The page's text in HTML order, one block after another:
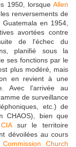
1950, lorsque Allen
renversements de
en 1954,
avortées contre
de l'échec du
planifié sous la
ses fonctions par le
plus modéré, mais
en revient à une
Avec l'arrivée au
de surveillance
etc.) de
CHAOS), bien que
CIAsur le territoire
dévoilées au cours
Commission Church